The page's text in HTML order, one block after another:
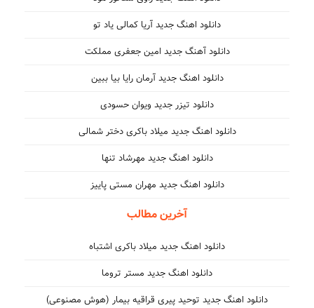
دانلود اهنگ جدید آریا کمالی یاد تو
دانلود آهنگ جدید امین جعفری مملکت
دانلود اهنگ جدید آرمان رایا بیا ببین
دانلود تیزر جدید ویوان حسودی
دانلود اهنگ جدید میلاد باکری دختر شمالی
دانلود اهنگ جدید مهرشاد تنها
دانلود اهنگ جدید مهران مستی پاییز
آخرین مطالب
دانلود اهنگ جدید میلاد باکری اشتباه
دانلود اهنگ جدید مستر تروما
دانلود اهنگ جدید توحید پیری قراقیه بیمار (هوش مصنوعی)